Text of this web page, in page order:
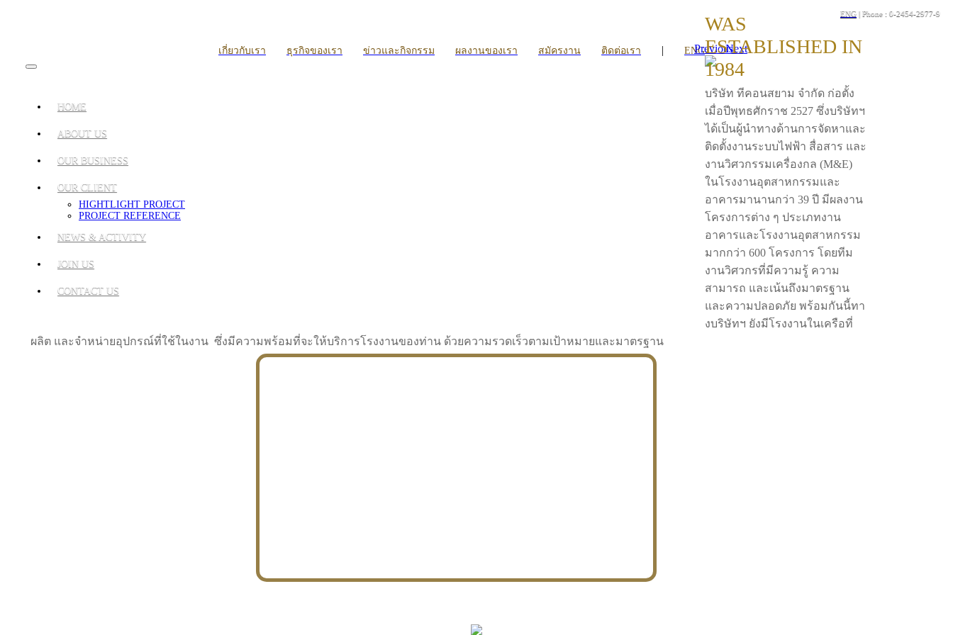
ENG | Phone : 0-2454-2977-9
เกี่ยวกับเรา ธุรกิจของเรา ข่าวและกิจกรรม ผลงานของเรา สมัครงาน ติดต่อเรา | ENG
HOME
ABOUT US
OUR BUSINESS
OUR CLIENT
HIGHTLIGHT PROJECT
PROJECT REFERENCE
NEWS & ACTIVITY
JOIN US
CONTACT US
PreviousNext
WAS
ESTABLISHED IN
1984
บริษัท ทีคอนสยาม จำกัด ก่อตั้ง
เมื่อปีพุทธศักราช 2527 ซึ่งบริษัทฯ
ได้เป็นผู้นำทางด้านการจัดหาและ
ติดตั้งงานระบบไฟฟ้า สื่อสาร และ
งานวิศวกรรมเครื่องกล (M&E)
ในโรงงานอุตสาหกรรมและ
อาคารมานานกว่า 39 ปี มีผลงาน
โครงการต่าง ๆ ประเภทงาน
อาคารและโรงงานอุตสาหกรรม
มากกว่า 600 โครงการ โดยทีม
งานวิศวกรที่มีความรู้ ความ
สามารถ และเน้นถึงมาตรฐาน
และความปลอดภัย พร้อมกันนี้ทา
งบริษัทฯ ยังมีโรงงานในเครือที่
ผลิต และจำหน่ายอุปกรณ์ที่ใช้ในงาน ซึ่งมีความพร้อมที่จะให้บริการโรงงานของท่าน ด้วยความรวดเร็วตามเป้าหมายและมาตรฐาน